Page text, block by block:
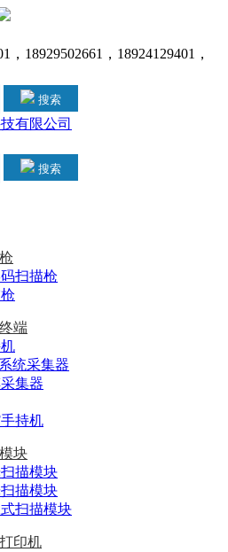
，18929502661，18924129401，
搜索
搜索
扫描枪
端
统采集器
集器
持机
块
描模块
描模块
扫描模块
印机